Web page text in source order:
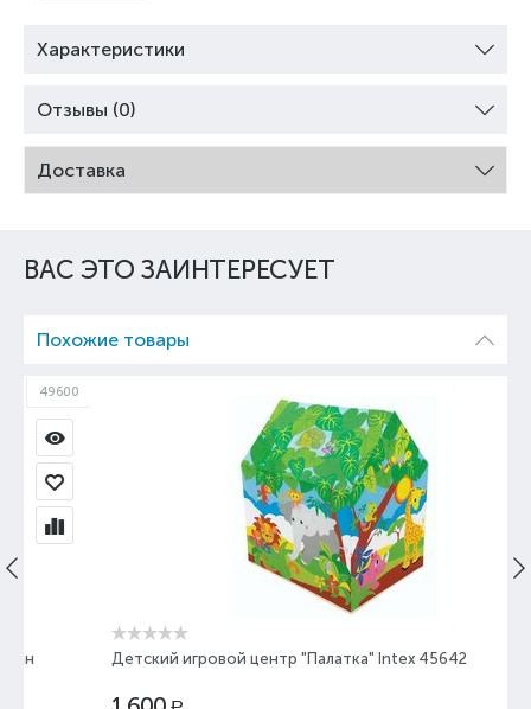
Характеристики
Отзывы (0)
Доставка
ВАС ЭТО ЗАИНТЕРЕСУЕТ
Похожие товары
Детский игровой центр "Палатка" Intex 45642